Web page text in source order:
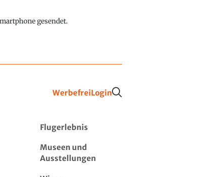
gesendet.
WerbefreiLogin
Flugerlebnis
Museen und
Ausstellungen